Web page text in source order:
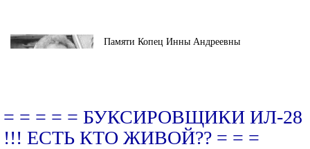
Памяти Копец Инны Андреевны
= = = = = БУКСИРОВЩИКИ ИЛ-28
!!! ЕСТЬ КТО ЖИВОЙ?? = = =